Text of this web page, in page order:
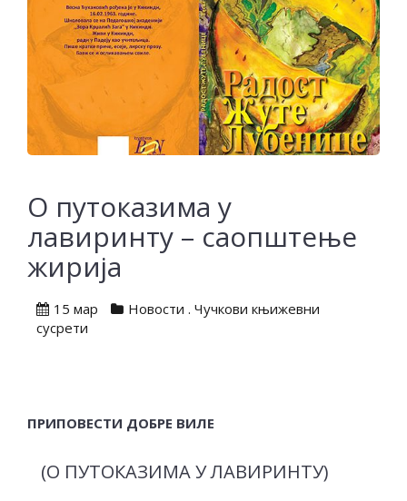
О путоказима у
лавиринту – саопштење
жирија
15 мар Новости . Чучкови књижевни
сусрети
ПРИПОВЕСТИ ДОБРЕ ВИЛЕ
(О ПУТОКАЗИМА У ЛАВИРИНТУ)